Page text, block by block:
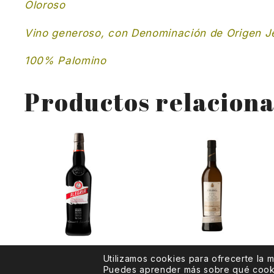
Oloroso
Vino generoso, con Denominación de Origen
100% Palomino
Productos
Alegría Manzanilla
Gutiérrez Colosía
Fino
Utilizamos cookies para ofrecerte la
Puedes aprender más sobre qué